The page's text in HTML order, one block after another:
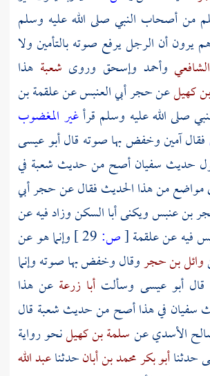
منأصحاب النبي صلى الله عليه وسلم
يرون أن الرجل يرفع صوته بالتأمين ولا
الشافعي وأحمد وإسحق وروى شعبة هذا
كهيلعنحجر أبي العنبسعنعلقمة بن
صلى الله عليه وسلم قرأغير المغضوب
فقال آمين وخفض بها صوته قال أبو عيسى
حديث سفيانأصح من حديث شعبة في
مواضع من هذا الحديث فقال عنحجر أبي
بن عنبس ويكنى أبا السكنوزاد فيه عن
فيه عنعلقمة[ص:
وإنما هو عن
وائل بن حجروقال وخفض بها صوته وإنما
أبو عيسى وسألت أبا زرعة عن هذا
سفيان في هذا أصح من حديثشعبة قال
الأسديعنسلمة بن كهيلنحو رواية
حدثناأبو بكر محمد بن أبانحدثناعبد الله